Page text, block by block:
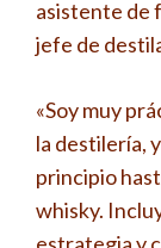
asistente de
jefe de
«Soy muy
la destilería,
principio
whisky.